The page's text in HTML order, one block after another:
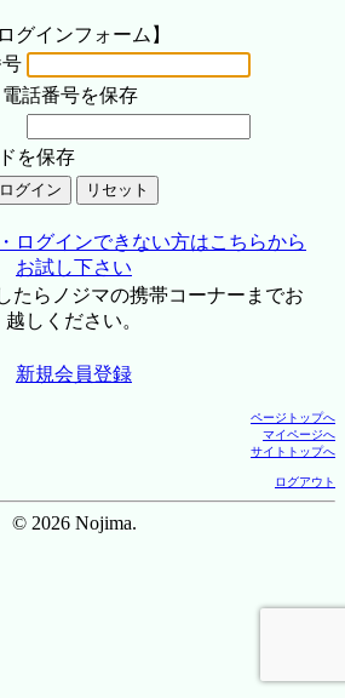
ログインフォーム】
電話番号を保存
を保存
ログインできない方はこちらから
お試し下さい
たらノジマの携帯コーナーまでお
越しください。
新規会員登録
ページトップへ
マイページへ
サイトトップへ
ログアウト
© 2026 Nojima.